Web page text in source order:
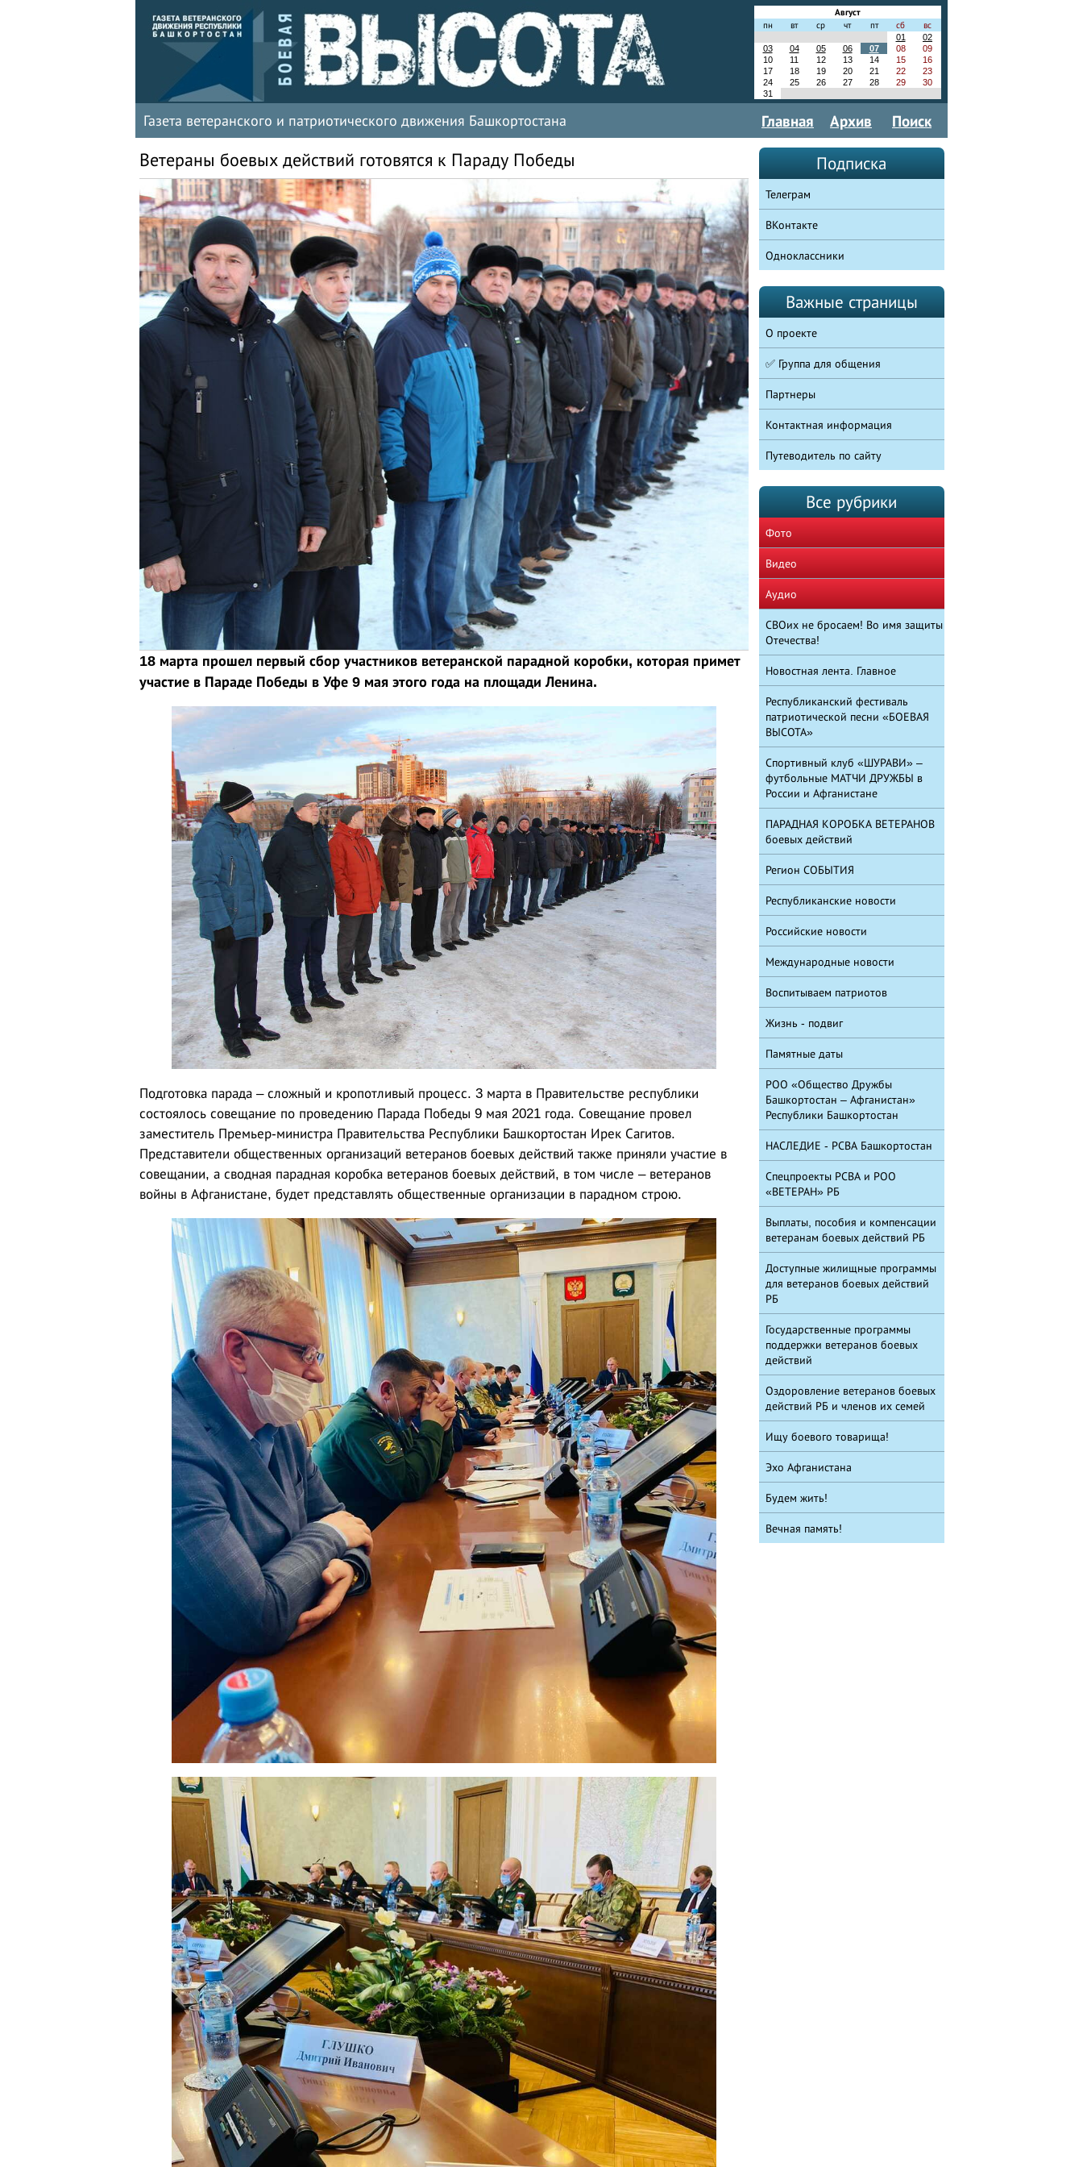
Август
пн
вт ср чт пт сб
вс
01
02
03
04 05 06 07 08
09
10
11 12 13 14 15
16
17
18 19 20 21 22
23
24
25 26 27 28 29
30
31
Газета ветеранского и патриотического движения Башкортостана Главная Архив Поиск
Ветераны боевых действий готовятся к Параду Победы
18 марта прошел первый сбор участников ветеранской парадной коробки, которая примет
участие в Параде Победы в Уфе 9 мая этого года на площади Ленина.
Подготовка парада – сложный и кропотливый процесс. 3 марта в Правительстве республики
состоялось совещание по проведению Парада Победы 9 мая 2021 года. Совещание провел
заместитель Премьер-министра Правительства Республики Башкортостан Ирек Сагитов.
Представители общественных организаций ветеранов боевых действий также приняли участие в
совещании, а сводная парадная коробка ветеранов боевых действий, в том числе – ветеранов
войны в Афганистане, будет представлять общественные организации в парадном строю.
Подписка
Телеграм
ВКонтакте
Одноклассники
Важные страницы
О проекте
✅ Группа для общения
Партнеры
Контактная информация
Путеводитель по сайту
Все рубрики
Фото
Видео
Аудио
СВОих не бросаем! Во имя защиты
Отечества!
Новостная лента. Главное
Республиканский фестиваль
патриотической песни «БОЕВАЯ
ВЫСОТА»
Спортивный клуб «ШУРАВИ» –
футбольные МАТЧИ ДРУЖБЫ в
России и Афганистане
ПАРАДНАЯ КОРОБКА ВЕТЕРАНОВ
боевых действий
Регион СОБЫТИЯ
Республиканские новости
Российские новости
Международные новости
Воспитываем патриотов
Жизнь - подвиг
Памятные даты
РОО «Общество Дружбы
Башкортостан – Афганистан»
Республики Башкортостан
НАСЛЕДИЕ - РСВА Башкортостан
Спецпроекты РСВА и РОО
«ВЕТЕРАН» РБ
Выплаты, пособия и компенсации
ветеранам боевых действий РБ
Доступные жилищные программы
для ветеранов боевых действий
РБ
Государственные программы
поддержки ветеранов боевых
действий
Оздоровление ветеранов боевых
действий РБ и членов их семей
Ищу боевого товарища!
Эхо Афганистана
Будем жить!
Вечная память!